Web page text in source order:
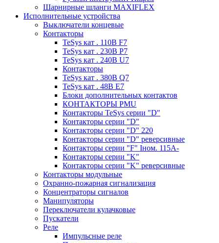
Шарнирные шланги MAXIFLEX
Исполнительные устройства
Выключатели концевые
Контакторы
TeSys кат . 110В F7
TeSys кат . 230В P7
TeSys кат . 240В U7
Контакторы
TeSys кат . 380В Q7
TeSys кат . 48В E7
Блоки дополнительных контактов
КОНТАКТОРЫ PMU
Контакторы TeSys серии "D"
Контакторы серии "D"
Контакторы серии "D" 220
Контакторы серии "D" реверсивные
Контакторы серии "F" Iном. 115А-
Контакторы серии "K"
Контакторы серии "K" реверсивные
Контакторы модульные
Охранно-пожарная сигнализация
Концентраторы сигналов
Манипуляторы
Переключатели кулачковые
Пускатели
Реле
Импульсные реле